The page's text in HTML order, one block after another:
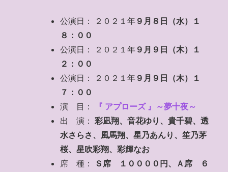
公演日： ２０２１年 ９月８日（水）１
８：００
公演日： ２０２１年 ９月９日（木）１
２：００
公演日： ２０２１年 ９月９日（木）１
７：００
演 目：
『 アプローズ 』～夢十夜～
出 演： 彩凪翔、音花ゆり、貴千碧、透
水さらさ、風馬翔、星乃あんり、笙乃茅
桜、星吹彩翔、彩輝なお
席 種：
Ｓ席 １００００円、Ａ席 ６